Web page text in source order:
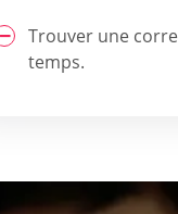
Trouver une
temps.